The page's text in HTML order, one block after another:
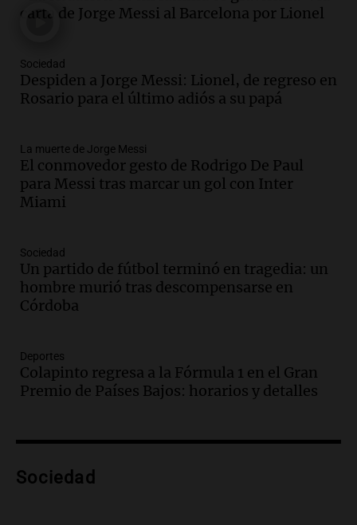
un puente
Episodios
Audio.Messi llegará esta noche a
Rosario para acompañar a su familia
Episodios
Audio.Ley de Propiedad Privada: el revés
en el Congreso expuso una debilidad
comunicacional del Gobierno
Episodios
Audio.Casabindo se prepara para una
celebración única: 30.000 turistas y el
tradicional Toreo de la Vincha
Audio. Borges, abogada de Pourrain:
"Tres hombres se lo llevaron para
hacerle preguntas y nunca regresó"
Episodios
metros del río Suquía y retiraron hasta
carta de Jorge Messi al Barcelona por Lionel
Sociedad
Despiden a Jorge Messi: Lionel, de regreso en
Rosario para el último adiós a su papá
La muerte de Jorge Messi
El conmovedor gesto de Rodrigo De Paul
para Messi tras marcar un gol con Inter
Miami
Sociedad
Un partido de fútbol terminó en tragedia: un
hombre murió tras descompensarse en
Córdoba
Deportes
Colapinto regresa a la Fórmula 1 en el Gran
Premio de Países Bajos: horarios y detalles
Sociedad